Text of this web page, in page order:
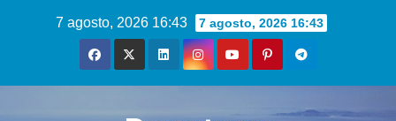
7 agosto, 2026 16:43 7 agosto, 2026 16:43